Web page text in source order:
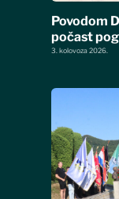
Povodom
počast
3. kolovoza 2026.